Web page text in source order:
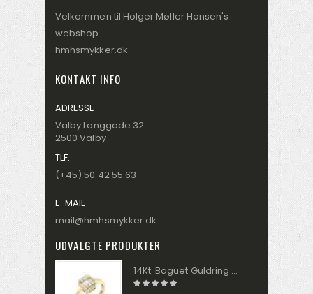
Velkommen til Holger Møller Hansen's
webshop
hmhsmykker.dk
KONTAKT INFO
ADRESSE
Valby Langgade 32
2500 Valby
TLF.
(+45) 50 42 55 63
E-MAIL
mail@hmhsmykker.dk
UDVALGTE PRODUKTER
14Kt. Baguet Guldring Med Brillanter 0,25ct. W/si TR01284Y